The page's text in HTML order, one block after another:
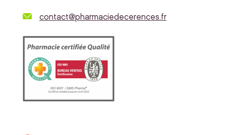
contact@pharmaciedecerences.fr